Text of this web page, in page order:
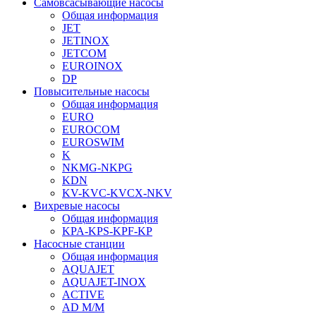
Самовсасывающие насосы
Общая информация
JET
JETINOX
JETCOM
EUROINOX
DP
Повысительные насосы
Общая информация
EURO
EUROCOM
EUROSWIM
K
NKMG-NKPG
KDN
KV-KVC-KVCX-NKV
Вихревые насосы
Общая информация
KPA-KPS-KPF-KP
Насосные станции
Общая информация
AQUAJET
AQUAJET-INOX
ACTIVE
AD M/M